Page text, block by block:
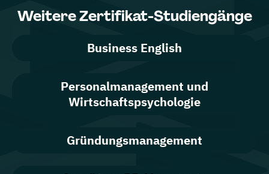
Weitere Zertifikat-Studiengänge
Business English
Personalmanagement und
Wirtschaftspsychologie
Gründungsmanagement